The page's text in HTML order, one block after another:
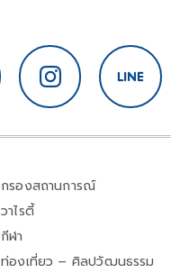
กรองสถานการณ์
วาไรตี้
กีฬา
ท่องเที่ยว – ศิลปวัฒนธรรม